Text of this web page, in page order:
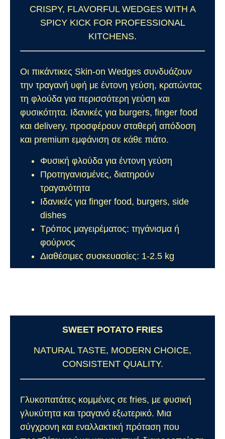
CRISPY, FLAVORFUL WEDGES WITH A
SPICY KICK FOR PROFESSIONAL
KITCHENS.
Οι πικάντικες Skin-on Wedges συνδυάζουν
την τραγανή υφή με έντονη γεύση, κρατώντας
τη φλούδα για περισσότερη γεύση και
φυσικότητα. Ιδανικές για burgers, finger food
και delivery, προσφέρουν σταθερή απόδοση
και premium εμφάνιση σε κάθε πιάτο.
Φυσική φλούδα για έντονη γεύση
Προτηγανισμένες, διατηρούν
τραγανότητα
Ιδανικές για finger food, burgers, side
dishes
Τρόπος μαγειρέματος: τηγάνισμα ή
φούρνος
Διαθέσιμες συσκευασίες: 1-2.5 kg
SWEET POTATO FRIES
NATURAL TASTE, MODERN CHOICE,
CONSISTENT QUALITY.
Γλυκοπατάτες κομμένες σε fries, με φυσική
γλυκύτητα και τραγανό εξωτερικό. Μια
σύγχρονη και εναλλακτική πρόταση που